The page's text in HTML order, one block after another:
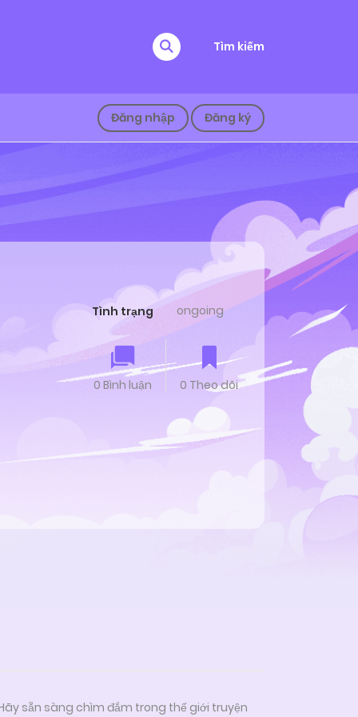
Tìm kiếm
Đăng nhập Đăng ký
Tình trạng ongoing
0 Bình luận 0 Theo dõi
sẵn sàng chìm đắm trong thế giới truyện